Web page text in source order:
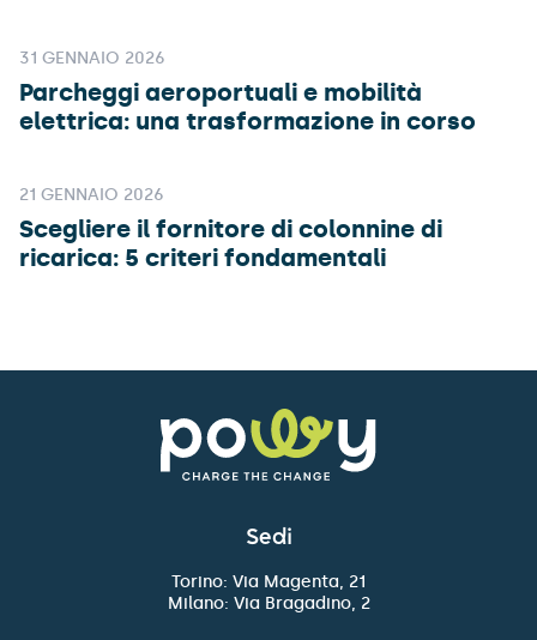
31 GENNAIO 2026
Parcheggi aeroportuali e mobilità
elettrica: una trasformazione in corso
21 GENNAIO 2026
Scegliere il fornitore di colonnine di
ricarica: 5 criteri fondamentali
Sedi
Torino: Via Magenta, 21
Milano: Via Bragadino, 2